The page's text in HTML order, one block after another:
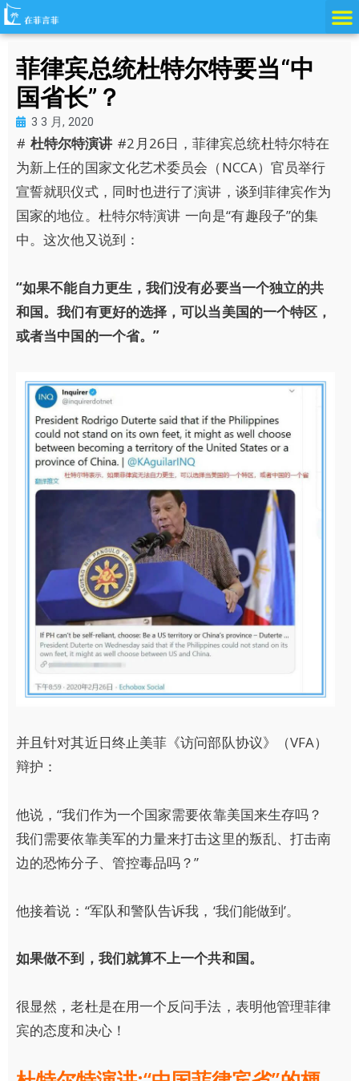
跳
至
菲律宾总统杜特尔特要当“中
国省长”？
3 3 月, 2020
# 杜特尔特演讲 #2月26日，菲律宾总统杜特尔特在
为新上任的国家文化艺术委员会（NCCA）官员举行
宣誓就职仪式，同时也进行了演讲，谈到菲律宾作为
国家的地位。杜特尔特演讲 一向是“有趣段子”的集
中。这次他又说到：
“如果不能自力更生，我们没有必要当一个独立的共
和国。我们有更好的选择，可以当美国的一个特区，
或者当中国的一个省。”
并且针对其近日终止美菲《访问部队协议》（VFA）
辩护：
他说，“我们作为一个国家需要依靠美国来生存吗？
我们需要依靠美军的力量来打击这里的叛乱、打击南
边的恐怖分子、管控毒品吗？”
他接着说：“军队和警队告诉我，‘我们能做到’。
如果做不到，我们就算不上一个共和国。
很显然，老杜是在用一个反问手法，表明他管理菲律
宾的态度和决心！